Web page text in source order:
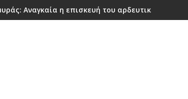
Αναγκαία η επισκευή του αρδευτικού